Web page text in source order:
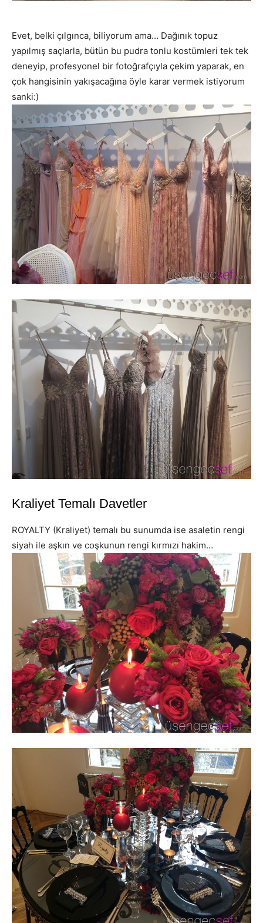
Evet, belki çılgınca, biliyorum ama… Dağınık topuz
yapılmış saçlarla, bütün bu pudra tonlu kostümleri tek tek
deneyip, profesyonel bir fotoğrafçıyla çekim yaparak, en
çok hangisinin yakışacağına öyle karar vermek istiyorum
sanki:)
Kraliyet Temalı Davetler
ROYALTY (Kraliyet) temalı bu sunumda ise asaletin rengi
siyah ile aşkın ve coşkunun rengi kırmızı hakim…